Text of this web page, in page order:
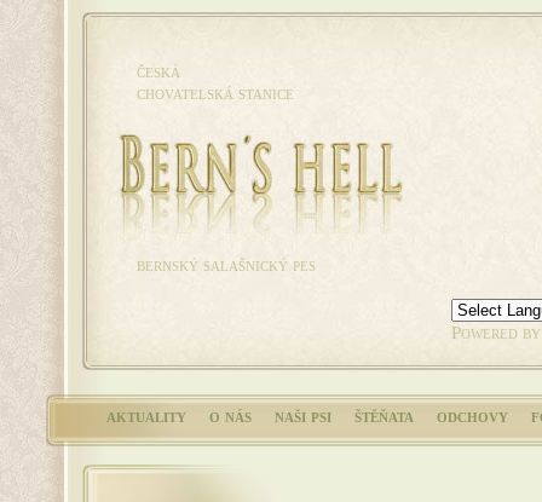
česká
chovatelská stanice
Powered
bernský salašnický pes
aktuality o nás naši psi štěňata odchovy